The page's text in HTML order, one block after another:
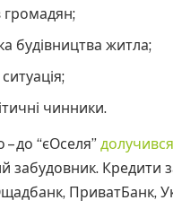
громадян;
будівництва житла;
чинники.
до “єОселя” долучився
забудовник. Кредити
ПриватБанк,